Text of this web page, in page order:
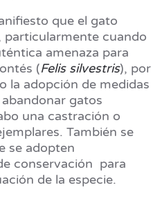
que el gato
particularmente cuando
amenaza para
(Felis silvestris), por
la adopción de medidas
gatos
una castración o
También se
se adopten
conservación para
de la especie.